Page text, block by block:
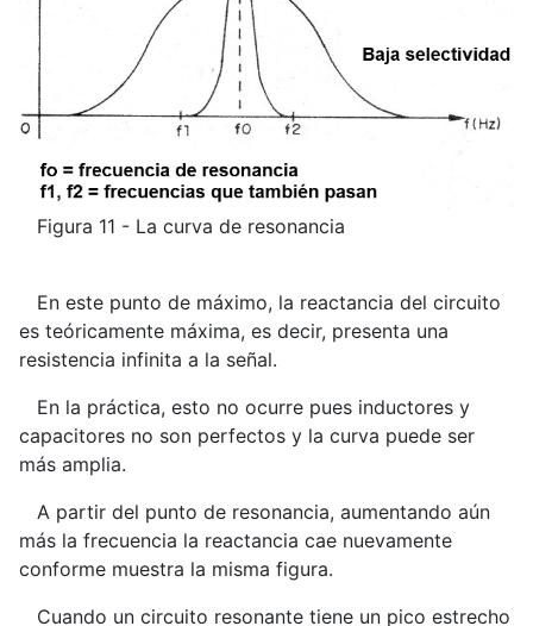
Figura 11 - La curva de resonancia
En este punto de máximo, la reactancia del circuito
es teóricamente máxima, es decir, presenta una
resistencia infinita a la señal.
En la práctica, esto no ocurre pues inductores y
capacitores no son perfectos y la curva puede ser
más amplia.
A partir del punto de resonancia, aumentando aún
más la frecuencia la reactancia cae nuevamente
conforme muestra la misma figura.
Cuando un circuito resonante tiene un pico estrecho